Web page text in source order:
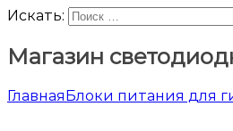
Искать:
Магазин
ГлавнаяБлоки питания для